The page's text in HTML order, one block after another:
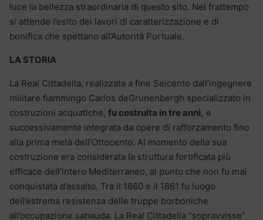
luce la bellezza straordinaria di questo sito. Nel frattempo
si attende l’esito dei lavori di caratterizzazione e di
bonifica che spettano all’Autorità Portuale.
LA STORIA
La Real Cittadella, realizzata a fine Seicento dall’ingegnere
militare fiammingo Carlos deGrunenbergh specializzato in
costruzioni acquatiche, fu costruita in tre anni, e
successivamente integrata da opere di rafforzamento fino
alla prima metà dell’Ottocento. Al momento della sua
costruzione era considerata la struttura fortificata più
efficace dell’intero Mediterraneo, al punto che non fu mai
conquistata d’assalto. Tra il 1860 e il 1861 fu luogo
dell’estrema resistenza delle truppe borboniche
all’occupazione sabauda. La Real Cittadella “sopravvisse”